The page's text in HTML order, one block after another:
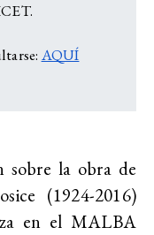
AQUÍ
sobre la obra de
(1924-2016)
en el MALBA